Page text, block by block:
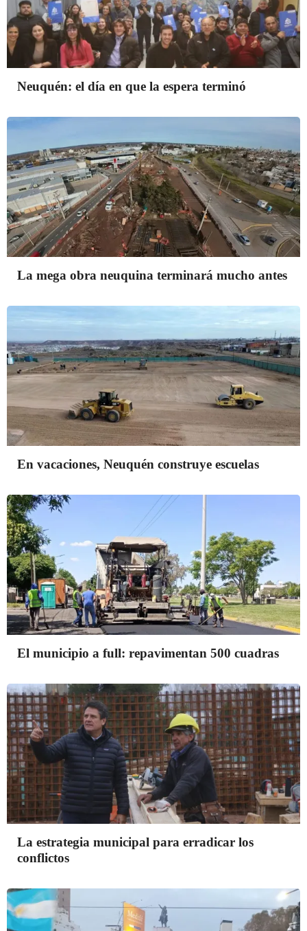
Neuquén: el día en que la espera terminó
La mega obra neuquina terminará mucho antes
En vacaciones, Neuquén construye escuelas
El municipio a full: repavimentan 500 cuadras
La estrategia municipal para erradicar los
conflictos